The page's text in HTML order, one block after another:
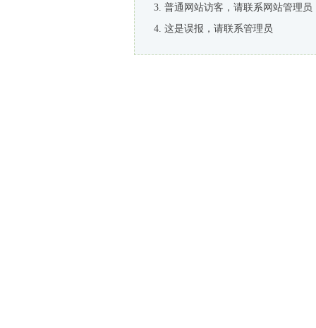
普通网站访客，请联系网站管理员
这是误报，请联系管理员